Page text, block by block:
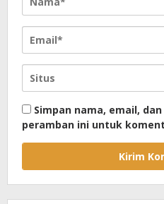
Simpan nama, email,
peramban ini untuk